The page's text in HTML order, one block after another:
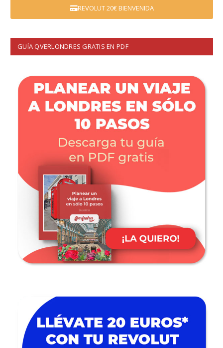
REVOLUT 20€ BIENVENIDA
GUÍA QVERLONDRES GRATIS EN PDF